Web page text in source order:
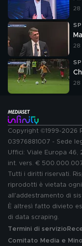
28
28
28
Copyright ©1999-2026
03976881007 - Sede
Uffici: Viale Europa 46,
int. vers. €
Tutti i diritti riservati.
riprodotti è vietata
all'addestramento di
È altresì fatto divieto
di data scraping.
Termini di servizio
Comitato Media e